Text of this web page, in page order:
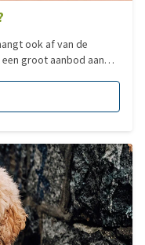
ook af van de
groot aanbod aan
categorie!